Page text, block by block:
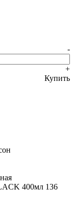
-
+
Купить
400мл 136